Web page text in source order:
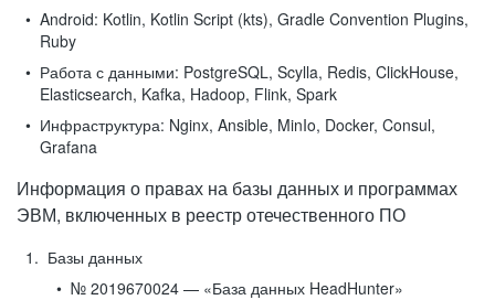
Android: Kotlin, Kotlin Script (kts), Gradle Convention Plugins,
Ruby
Работа с данными: PostgreSQL, Scylla, Redis, ClickHouse,
Elasticsearch, Kafka, Hadoop, Flink, Spark
Инфраструктура: Nginx, Ansible, MinIo, Docker, Consul,
Grafana
Информация о правах на базы данных и программах
ЭВМ, включенных в реестр отечественного ПО
Базы данных
№ 2019670024 — «База данных HeadHunter»